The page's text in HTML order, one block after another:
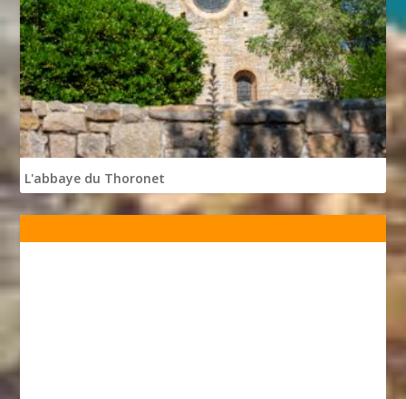
L'abbaye du Thoronet